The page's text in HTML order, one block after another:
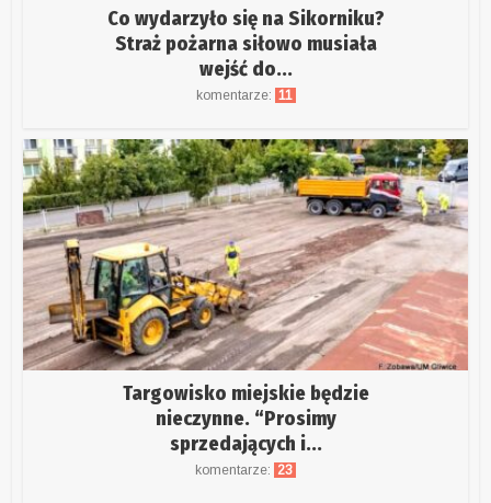
Co wydarzyło się na Sikorniku?
Straż pożarna siłowo musiała
wejść do...
komentarze: 11
Targowisko miejskie będzie
nieczynne. “Prosimy
sprzedających i...
komentarze: 23